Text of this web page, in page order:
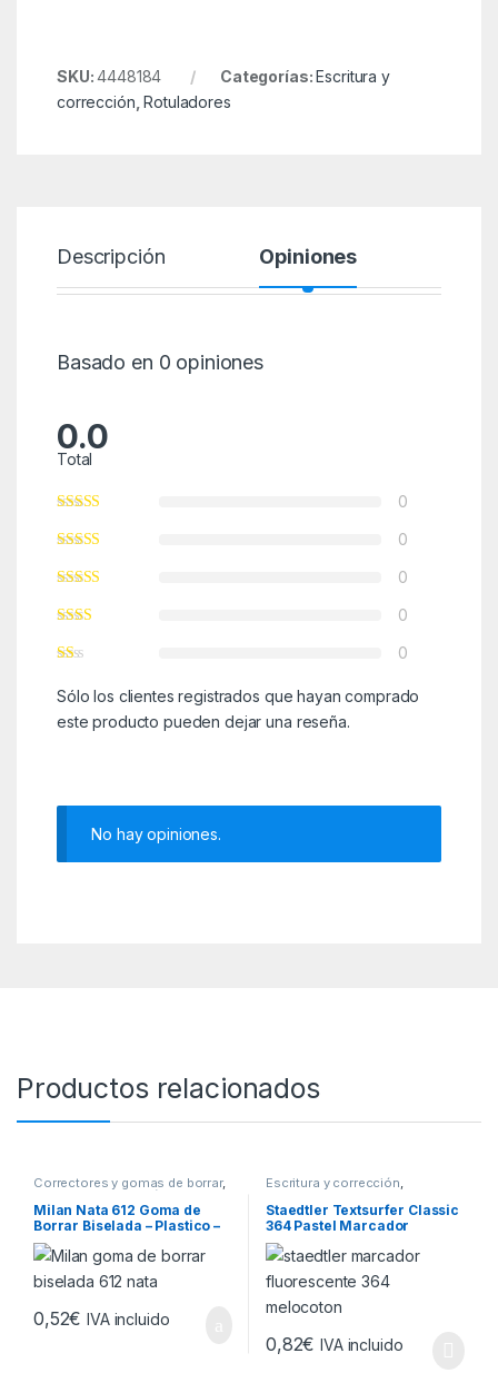
SKU:4448184 Categorías:Escritura y
corrección ,Rotuladores
Descripción Opiniones
Basado en 0 opiniones
0.0
Total
0
0
0
0
0
Sólo los clientes registrados que hayan comprado
este producto pueden dejar una reseña.
No hay opiniones.
Productos relacionados
Correctores y gomas de borrar,
Escritura y corrección
Milan Nata 612 Goma de
Borrar Biselada – Plastico –
Suave – No Abrasiva – Color
Blanco
0,52€ IVA incluido
Escritura y corrección
Marcadores y Subrayadores
Staedtler Textsurfer Classic
364 Pastel Marcador
Fluorescente – Punta
Biselada – Trazo entre 1 –
5mm – Tinta con Base de
Agua – Color Melocoton
0,82€ IVA incluido